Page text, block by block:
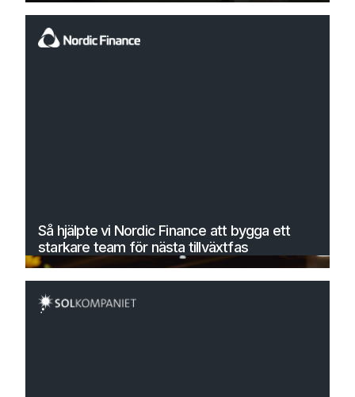
Så hjälpte vi Nordic Finance att bygga ett
starkare team för nästa tillväxtfas